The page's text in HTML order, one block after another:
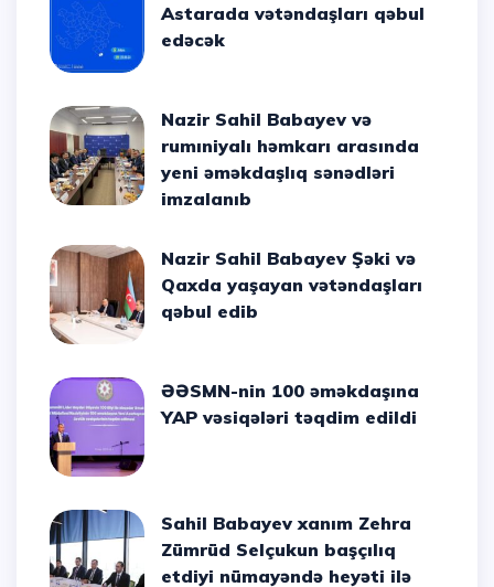
Astarada vətəndaşları qəbul
edəcək
Nazir Sahil Babayev və
rumıniyalı həmkarı arasında
yeni əməkdaşlıq sənədləri
imzalanıb
Nazir Sahil Babayev Şəki və
Qaxda yaşayan vətəndaşları
qəbul edib
ƏƏSMN-nin 100 əməkdaşına
YAP vəsiqələri təqdim edildi
Sahil Babayev xanım Zehra
Zümrüd Selçukun başçılıq
etdiyi nümayəndə heyəti ilə